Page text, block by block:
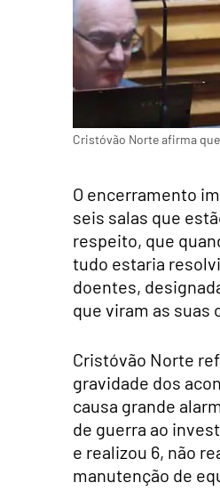
Cristóvão Norte afirma
O encerramento
seis salas que
respeito, que
tudo estaria
doentes,
que viram as suas
Cristóvão Norte
gravidade dos
causa grande
de guerra ao
e realizou 6, não
manutenção de